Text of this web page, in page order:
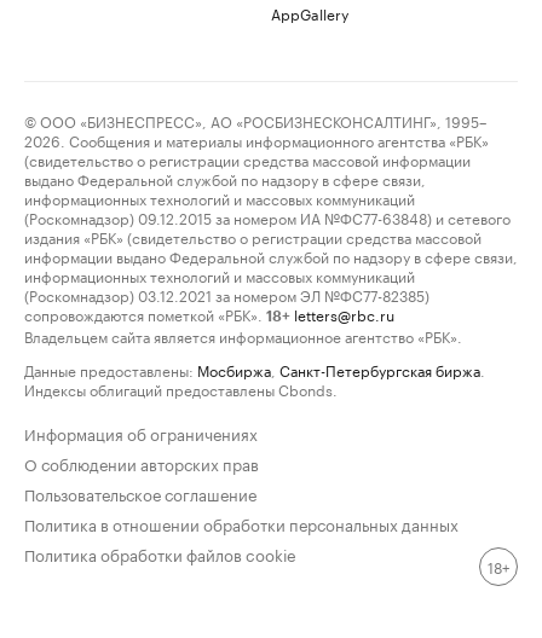
AppGallery
© ООО «БИЗНЕСПРЕСС», АО «РОСБИЗНЕСКОНСАЛТИНГ», 1995–
2026. Сообщения и материалы информационного агентства «РБК»
(свидетельство о регистрации средства массовой информации
выдано Федеральной службой по надзору в сфере связи,
информационных технологий и массовых коммуникаций
(Роскомнадзор) 09.12.2015 за номером ИА №ФС77-63848) и сетевого
издания «РБК» (свидетельство о регистрации средства массовой
информации выдано Федеральной службой по надзору в сфере связи,
информационных технологий и массовых коммуникаций
(Роскомнадзор) 03.12.2021 за номером ЭЛ №ФС77-82385)
сопровождаются пометкой «РБК».
18+ letters@rbc.ru
Владельцем сайта является информационное агентство «РБК».
Данные предоставлены: Мосбиржа Санкт-Петербургская биржа
Индексы облигаций предоставлены Cbonds.
Информация об ограничениях
О соблюдении авторских прав
Пользовательское соглашение
Политика в отношении обработки персональных данных
Политика обработки файлов cookie
18+